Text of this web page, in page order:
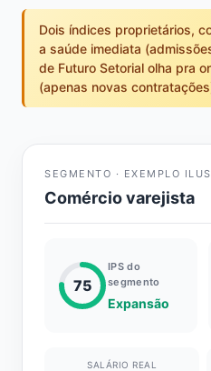
Dois índices proprietários,
a saúde imediata
de Futuro Setorial olha pra
(apenas novas
SEGMENTO · EXEMPLO
Comércio varejista
75
IPS do
segmento
Expansão
SALÁRIO REAL